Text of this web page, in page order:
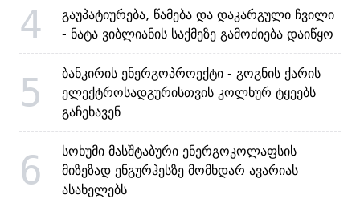
4
გაუპატიურება, წამება და დაკარგული ჩვილი
- ნატა ვიბლიანის საქმეზე გამოძიება დაიწყო
5
ბანკირის ენერგოპროექტი - გოგნის ქარის
ელექტროსადგურისთვის კოლხურ ტყეებს
გაჩეხავენ
6
სოხუმი მასშტაბური ენერგოკოლაფსის
მიზეზად ენგურჰესზე მომხდარ ავარიას
ასახელებს